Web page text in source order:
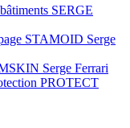
SERGE
STAMOID Serge
Serge Ferrari
PROTECT